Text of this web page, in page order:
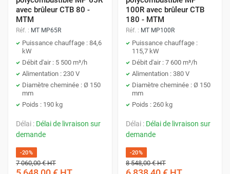
avec brûleur CTB 80 -
MTM
Réf. : MT MP65R
Puissance chauffage : 84,6
kW
Débit d'air : 5 500 m³/h
Alimentation : 230 V
Diamètre cheminée : Ø 150
mm
Poids : 190 kg
Délai : Délai de livraison sur
demande
-20%
7 060,00 €HT
100R avec brûleur CTB
180 - MTM
Réf. : MT MP100R
Puissance chauffage :
115,7 kW
Débit d'air : 7 600 m³/h
Alimentation : 380 V
Diamètre cheminée : Ø 150
mm
Poids : 260 kg
Délai : Délai de livraison sur
demande
-20%
8 548,00 €HT